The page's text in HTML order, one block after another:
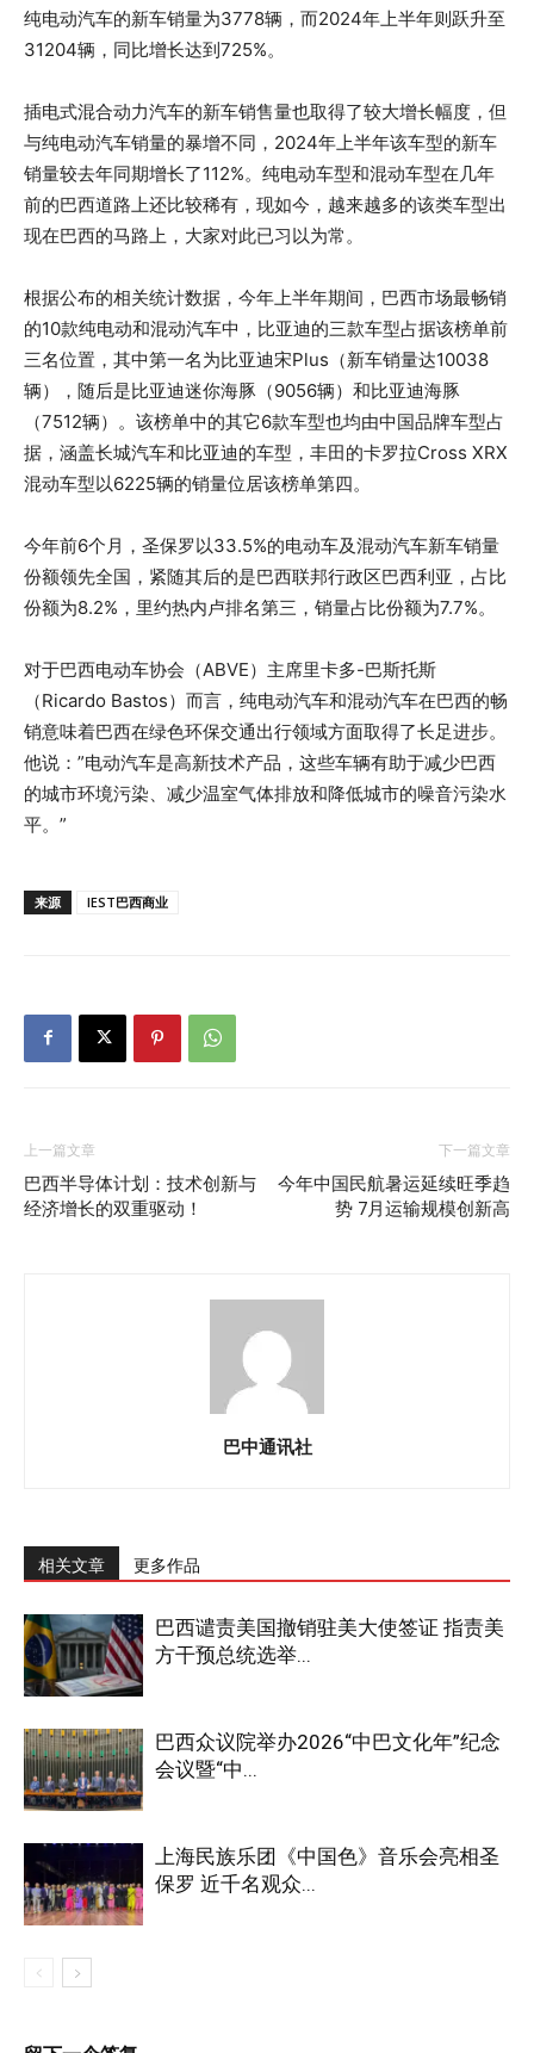
纯电动汽车的新车销量为3778辆，而2024年上半年则跃升至
31204辆，同比增长达到725%。
插电式混合动力汽车的新车销售量也取得了较大增长幅度，但
与纯电动汽车销量的暴增不同，2024年上半年该车型的新车
销量较去年同期增长了112%。纯电动车型和混动车型在几年
前的巴西道路上还比较稀有，现如今，越来越多的该类车型出
现在巴西的马路上，大家对此已习以为常。
根据公布的相关统计数据，今年上半年期间，巴西市场最畅销
的10款纯电动和混动汽车中，比亚迪的三款车型占据该榜单前
三名位置，其中第一名为比亚迪宋Plus（新车销量达10038
辆），随后是比亚迪迷你海豚（9056辆）和比亚迪海豚
（7512辆）。该榜单中的其它6款车型也均由中国品牌车型占
据，涵盖长城汽车和比亚迪的车型，丰田的卡罗拉Cross XRX
混动车型以6225辆的销量位居该榜单第四。
今年前6个月，圣保罗以33.5%的电动车及混动汽车新车销量
份额领先全国，紧随其后的是巴西联邦行政区巴西利亚，占比
份额为8.2%，里约热内卢排名第三，销量占比份额为7.7%。
对于巴西电动车协会（ABVE）主席里卡多-巴斯托斯
（Ricardo Bastos）而言，纯电动汽车和混动汽车在巴西的畅
销意味着巴西在绿色环保交通出行领域方面取得了长足进步。
他说：”电动汽车是高新技术产品，这些车辆有助于减少巴西
的城市环境污染、减少温室气体排放和降低城市的噪音污染水
平。”
来源 IEST巴西商业
上一篇文章
巴西半导体计划：技术创新与
经济增长的双重驱动！
下一篇文章
今年中国民航暑运延续旺季趋
势 7月运输规模创新高
巴中通讯社
相关文章 更多作品
巴西谴责美国撤销驻美大使签证 指责美
方干预总统选举...
巴西众议院举办2026“中巴文化年”纪念
会议暨“中...
上海民族乐团《中国色》音乐会亮相圣
保罗 近千名观众...